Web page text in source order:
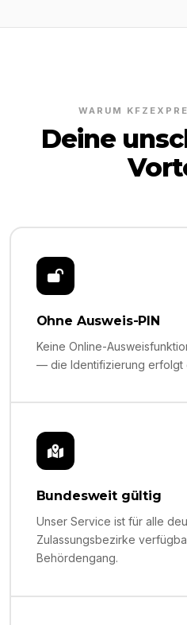
WARUM
Deine
Ohne Ausweis-PIN
Keine Online-
— die Identifizierung erfolgt
Bundesweit gültig
Unser Service ist für alle
Zulassungsbezirke
Behördengang.